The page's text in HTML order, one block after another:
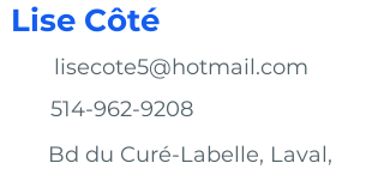
Lise Côté
lisecote5@hotmail.com
514-962-9208
Bd du Curé-Labelle, Laval,